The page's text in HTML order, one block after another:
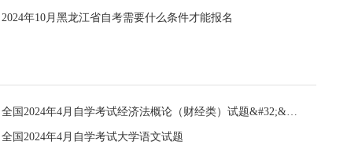
2024年10月黑龙江省自考需要什么条件才能报名
全国2024年4月自学考试经济法概论（财经类）试题&#32;&#32;
全国2024年4月自学考试大学语文试题